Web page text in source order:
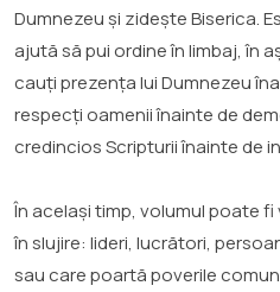
Dumnezeu și zidește Biserica.
ajută să pui ordine în limbaj, în
cauți prezența lui Dumnezeu
respecți oamenii înainte de
credincios Scripturii înainte de
În același timp, volumul poate
în slujire: lideri, lucrători,
sau care poartă poverile